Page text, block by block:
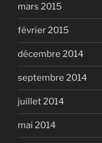
mars 2015
février 2015
décembre 2014
septembre 2014
juillet 2014
mai 2014